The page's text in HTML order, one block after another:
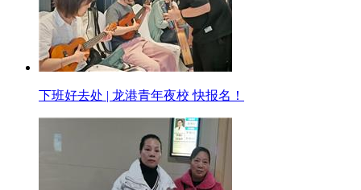
下班好去处 | 龙港青年夜校 快报名！